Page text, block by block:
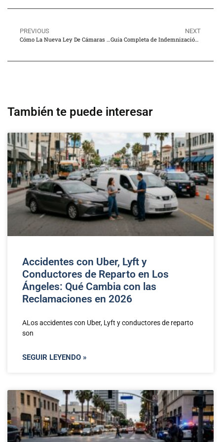
PREVIOUS
NEXT
Guía Completa de Indemnización por Muerte por Negligencia en California
También te puede interesar
Accidentes con Uber, Lyft y
Conductores de Reparto en Los
Ángeles: Qué Cambia con las
Reclamaciones en 2026
ALos accidentes con Uber, Lyft y conductores de reparto
son
SEGUIR LEYENDO »